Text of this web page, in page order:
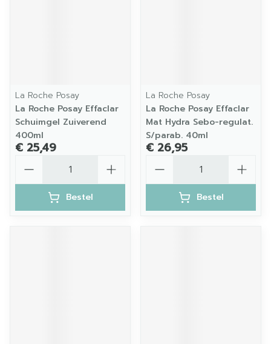
La Roche Posay
La Roche Posay Effaclar
Schuimgel Zuiverend
400ml
€ 25,49
Bestel
La Roche Posay
La Roche Posay Effaclar
Mat Hydra Sebo-regulat.
S/parab. 40ml
€ 26,95
Bestel